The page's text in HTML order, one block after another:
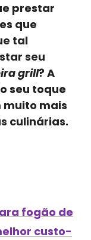
prestar
que
tal
seu
grill? A
seu toque
muito mais
culinárias.
fogão de
custo-